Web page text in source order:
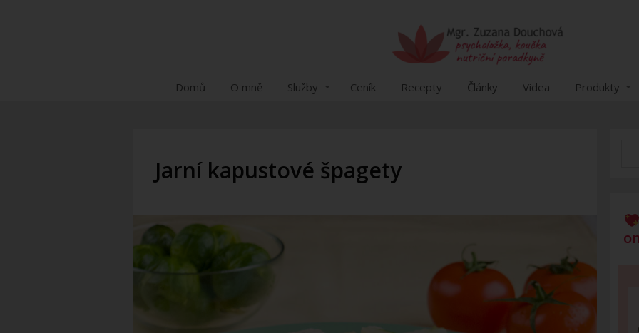
Domů O mně Služby Ceník Recepty Články Videa Produkty
Jarní kapustové špagety